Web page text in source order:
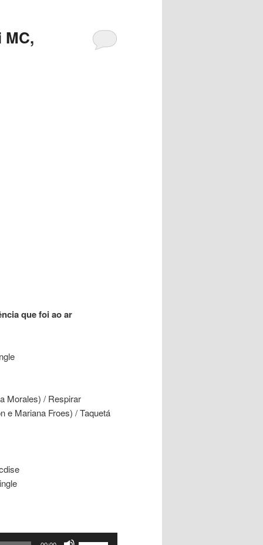
MC,
que foi ao ar
Morales) / Respirar
e Mariana Froes) / Taquetá